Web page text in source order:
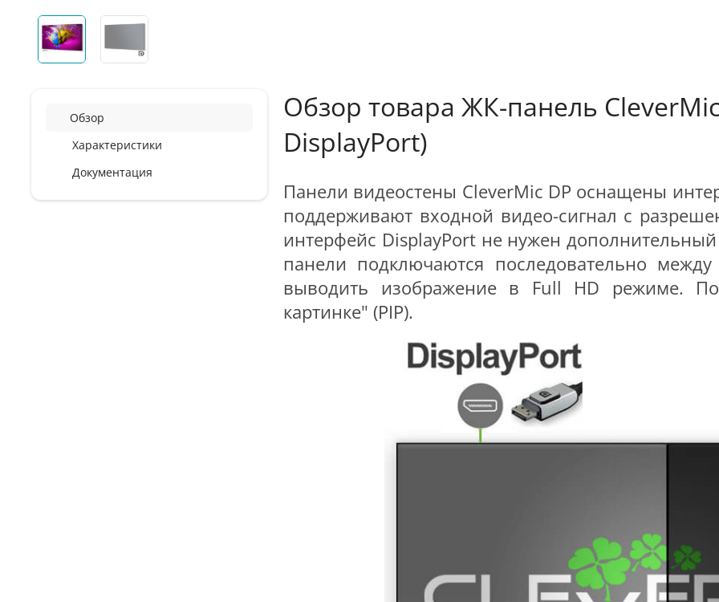
Обзор
Характеристики
Документация
Обзор товара ЖК-панель
DisplayPort)
Панели видеостены CleverMic DP оснащены
поддерживают входной видео-сигнал с
интерфейс DisplayPort не нужен
панели подключаются последовательно
выводить изображение в Full HD режиме.
картинке" (PIP).